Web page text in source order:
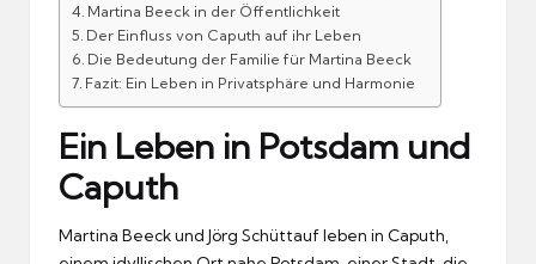
Martina Beeck in der Öffentlichkeit
Der Einfluss von Caputh auf ihr Leben
Die Bedeutung der Familie für Martina Beeck
Fazit: Ein Leben in Privatsphäre und Harmonie
Ein Leben in Potsdam und
Caputh
Martina Beeck und Jörg Schüttauf leben in Caputh,